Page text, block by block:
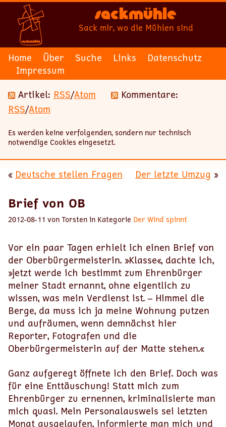
Sackmühle
Sack mir, wo die Mühlen sind
Home Über Suche Links
Datenschutz
Impressum
Artikel: RSS/Atom
Kommentare:
RSS/Atom
Es werden keine verfolgenden, sondern nur technisch
notwendige Cookies eingesetzt.
« Deutsche stellen Fragen Der letzte Umzug »
Brief von OB
2012-08-11 von Torsten in Kategorie Der Wind spinnt
Vor ein paar Tagen erhielt ich einen Brief von
der Oberbürgermeisterin. »Klasse«, dachte ich,
»jetzt werde ich bestimmt zum Ehrenbürger
meiner Stadt ernannt, ohne eigentlich zu
wissen, was mein Verdienst ist. – Himmel die
Berge, da muss ich ja meine Wohnung putzen
und aufräumen, wenn demnächst hier
Reporter, Fotografen und die
Oberbürgermeisterin auf der Matte stehen.«
Ganz aufgeregt öffnete ich den Brief. Doch was
für eine Enttäuschung! Statt mich zum
Ehrenbürger zu ernennen, kriminalisierte man
mich quasi. Mein Personalausweis sei letzten
Monat ausgelaufen, informierte man mich und